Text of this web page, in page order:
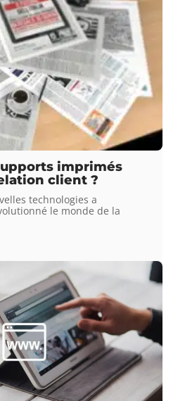
imprimés
client ?
technologies a
le monde de la